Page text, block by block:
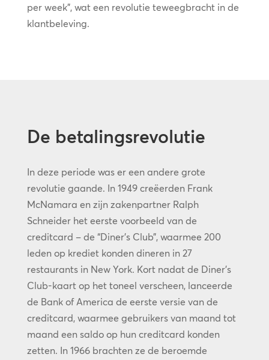
per week”, wat een revolutie teweegbracht in de
klantbeleving.
De betalingsrevolutie
In deze periode was er een andere grote
revolutie gaande. In 1949 creëerden Frank
McNamara en zijn zakenpartner Ralph
Schneider het eerste voorbeeld van de
creditcard – de “Diner’s Club”, waarmee 200
leden op krediet konden dineren in 27
restaurants in New York. Kort nadat de Diner’s
Club-kaart op het toneel verscheen, lanceerde
de Bank of America de eerste versie van de
creditcard, waarmee gebruikers van maand tot
maand een saldo op hun creditcard konden
zetten. In 1966 brachten ze de beroemde